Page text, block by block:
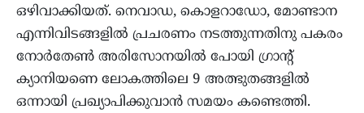
ഒഴിവാക്കിയത്. നെവാഡ, കൊളറാഡോ, മോണ്ടാന
എന്നിവിടങ്ങളിൽ പ്രചരണം നടത്തുന്നതിനു പകരം
നോർതേൺ അരിസോനയിൽ പോയി ഗ്രാന്റ്
ക്യാനിയണെ ലോകത്തിലെ 9 അത്ഭുതങ്ങളിൽ
ഒന്നായി പ്രഖ്യാപിക്കുവാൻ സമയം കണ്ടെത്തി.